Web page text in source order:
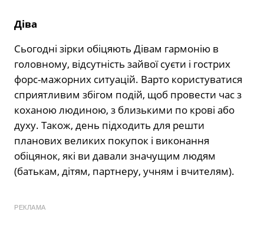
Діва
Сьогодні зірки обіцяють Дівам гармонію в
головному, відсутність зайвої суєти і гострих
форс-мажорних ситуацій. Варто користуватися
сприятливим збігом подій, щоб провести час з
коханою людиною, з близькими по крові або
духу. Також, день підходить для решти
планових великих покупок і виконання
обіцянок, які ви давали значущим людям
(батькам, дітям, партнеру, учням і вчителям).
РЕКЛАМА